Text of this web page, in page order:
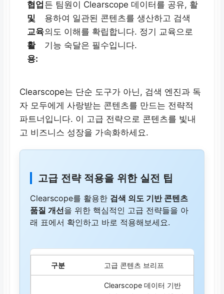
협업
및
교육
활
용:
든 팀원이 Clearscope 데이터를 공유, 활
용하여 일관된 콘텐츠를 생산하고 검색
의도 이해를 확립합니다. 정기 교육으로
기능 숙달은 필수입니다.
Clearscope는 단순 도구가 아닌, 검색 엔진과 독
자 모두에게 사랑받는 콘텐츠를 만드는 전략적
파트너입니다. 이 고급 전략으로 콘텐츠를 빛내
고 비즈니스 성장을 가속화하세요.
고급 전략 적용을 위한 실전 팁
Clearscope를 활용한 검색 의도 기반 콘텐츠
품질 개선을 위한 핵심적인 고급 전략들을 아
래 표에서 확인하고 바로 적용해보세요.
고급 콘텐츠 브리프
Clearscope 데이터 기반